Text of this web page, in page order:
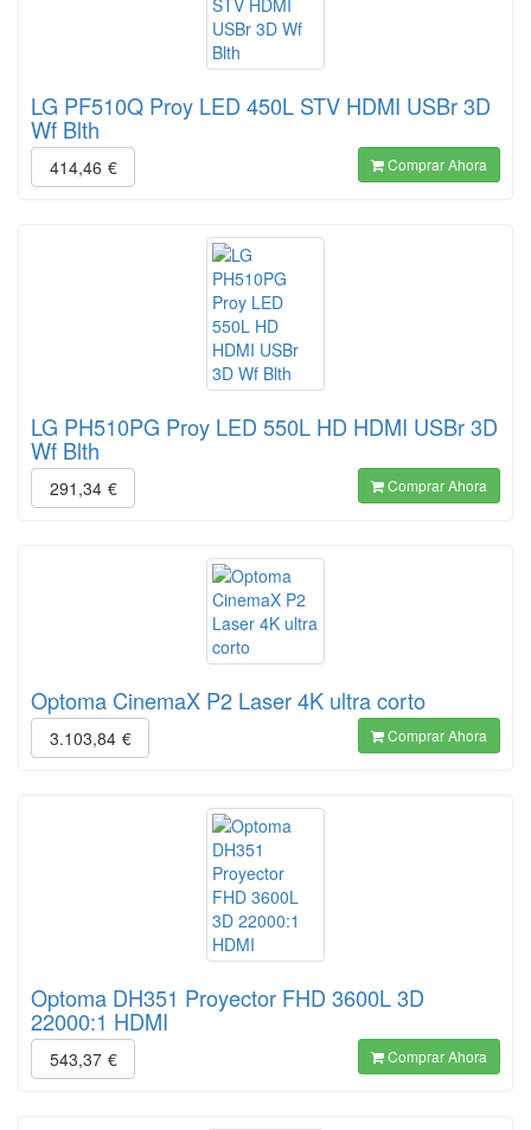
LG PF510Q Proy LED 450L STV HDMI USBr 3D
Wf Blth
414,46 € Comprar Ahora
LG PH510PG Proy LED 550L HD HDMI USBr 3D
Wf Blth
291,34 € Comprar Ahora
Optoma CinemaX P2 Laser 4K ultra corto
3.103,84 € Comprar Ahora
Optoma DH351 Proyector FHD 3600L 3D
22000:1 HDMI
543,37 € Comprar Ahora